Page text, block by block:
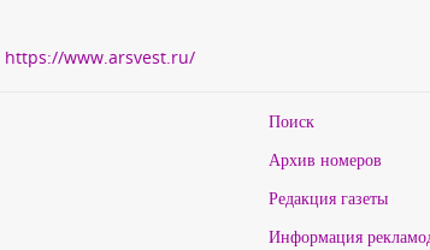
https://www.arsvest.ru/
Поиск
Архив номеров
Редакция газеты
Информация